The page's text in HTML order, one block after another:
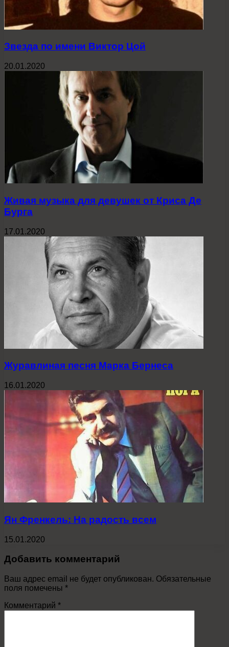
Звезда по имени Виктор Цой
20.01.2020
Живая музыка для девушек от Криса Де
Бурга
17.01.2020
Журавлиная песня Марка Бернеса
16.01.2020
Ян Френкель: На радость всем
15.01.2020
Добавить комментарий
Ваш адрес email не будет опубликован. Обязательные
поля помечены *
Комментарий *